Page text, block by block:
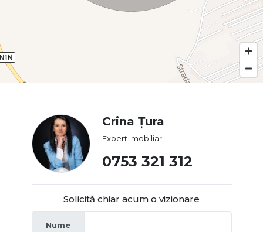
Crina Țura
Expert Imobiliar
0753 321 312
Solicită chiar acum o vizionare
Nume